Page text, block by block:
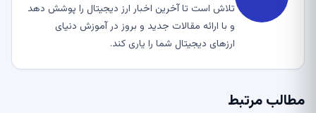
تلاش است تا آخرین اخبار ارز دیجیتال را پوشش دهد
و با ارائه مقالات جدید و بروز در آموزش دنیای
ارزهای دیجیتال شما را یاری کند.
مطالب مرتبط